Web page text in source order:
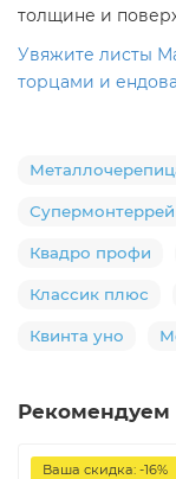
толщине и
Увяжите листы
торцами и
Супермонтеррей
Квадро профи
Классик плюс
Квинта уно
Рекомендуем
Ваша скидка: -16%